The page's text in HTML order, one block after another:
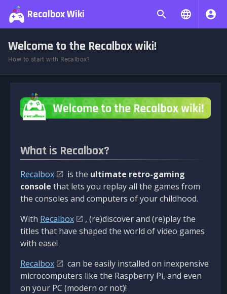
Recalbox Wiki
Welcome to the Recalbox wiki!
How to start with Recalbox?
What is Recalbox?
Recalbox is the ultimate retro-gaming
console that lets you replay all the games from
the consoles and computers of your childhood.
With Recalbox
, (re)discover and (re)play the
titles that have shaped the world of video games
with ease!
Recalbox
can be easily installed on inexpensive
microcomputers like the Raspberry Pi, and even
on your PC (modern or not)!